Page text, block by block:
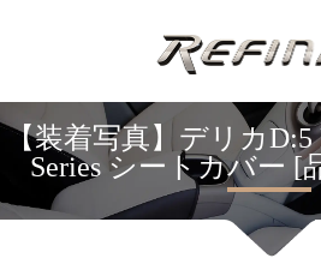
【装着写真】デリカD:5
Series シートカバー [